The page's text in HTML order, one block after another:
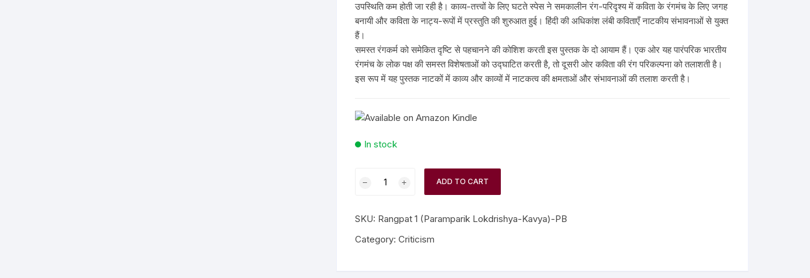
Self Help | Spiritual Healing
उपस्थिति कम होती जा रही है। काव्य-तत्त्वों के लिए घटते स्पेस ने समकालीन रंग-परिदृश्य में कविता के रंगमंच के लिए जगह
बनायी और कविता के नाट्य-रूपों में प्रस्तुति की शुरुआत हुई। हिंदी की अधिकांश लंबी कविताएँ नाटकीय संभावनाओं से युक्त
हैं।
समस्त रंगकर्म को समेकित दृष्टि से पहचानने की कोशिश करती इस पुस्तक के दो आयाम हैं। एक ओर यह पारंपरिक भारतीय
रंगमंच के लोक पक्ष की समस्त विशेषताओं को उद्घाटित करती है, तो दूसरी ओर कविता की रंग परिकल्पना को तलाशती है।
इस रूप में यह पुस्तक नाटकों में काव्य और काव्यों में नाटकत्व की क्षमताओं और संभावनाओं की तलाश करती है।
In stock
ADD TO CART
SKU: Rangpat 1 (Paramparik Lokdrishya-Kavya)-PB
Category: Criticism